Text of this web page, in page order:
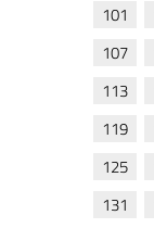
101
107
113
119
125
131